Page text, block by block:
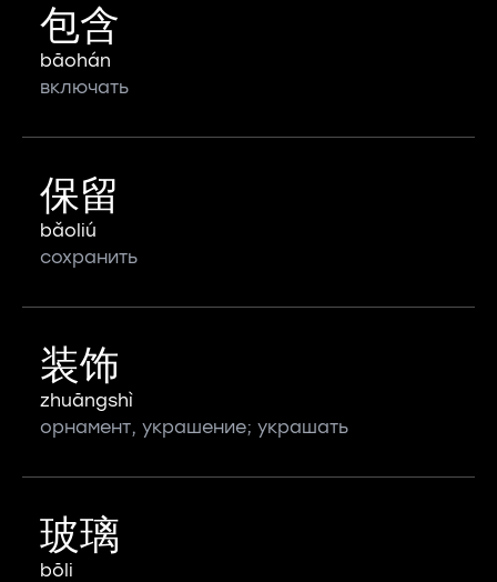
包含
bāohán
включать
保留
bǎoliú
сохранить
装饰
zhuāngshì
орнамент, украшение; украшать
玻璃
bōli